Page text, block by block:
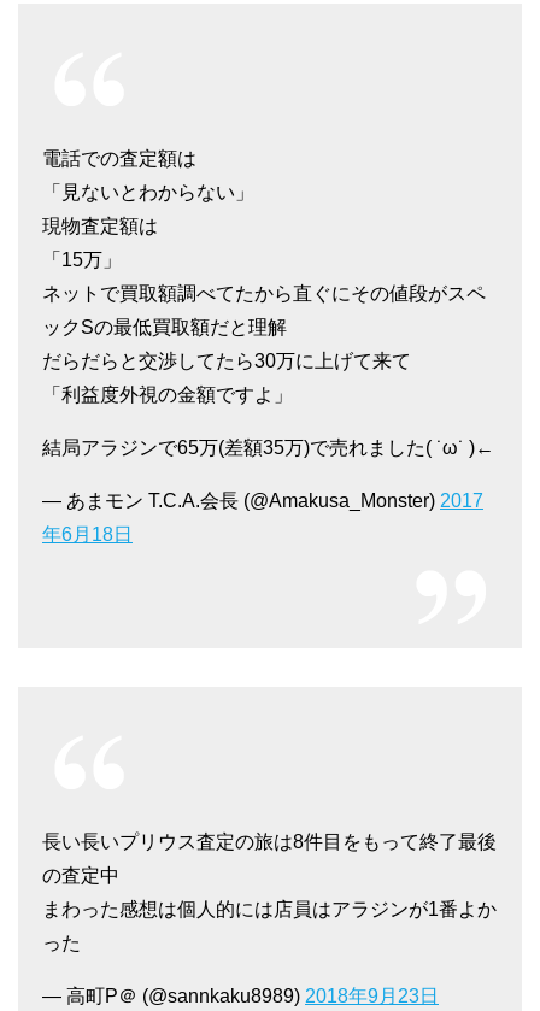
40代男性
車がないと生活が出来なかったため売却に
ためらっていましたが、快く代車の手配を
してくれました。
じています。
足出来る取引が出来ました。
電話での査定額は
「見ないとわからない」
現物査定額は
「15万」
ネットで買取額調べてたから直ぐにその値段がスペ
ックSの最低買取額だと理解
だらだらと交渉してたら30万に上げて来て
「利益度外視の金額ですよ」
結局アラジンで65万(差額35万)で売れました( ˙ω˙ )←
— あまモン T.C.A.会長 (@Amakusa_Monster) 2017
年6月18日
長い長いプリウス査定の旅は8件目をもって終了最後
の査定中
まわった感想は個人的には店員はアラジンが1番よか
った
— 高町P＠ (@sannkaku8989) 2018年9月23日